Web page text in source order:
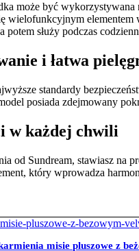
może być
wielofunkcyjnym
potem służy podczas
i łatwa
standardy
posiada zdejmowany
w każdej chwili
od Sundream, stawiasz na
który wprowadza
misie pluszowe z